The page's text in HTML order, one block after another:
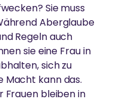
Sie muss
Aberglaube
Regeln auch
sie eine Frau in
sich zu
Macht kann das.
Frauen bleiben in